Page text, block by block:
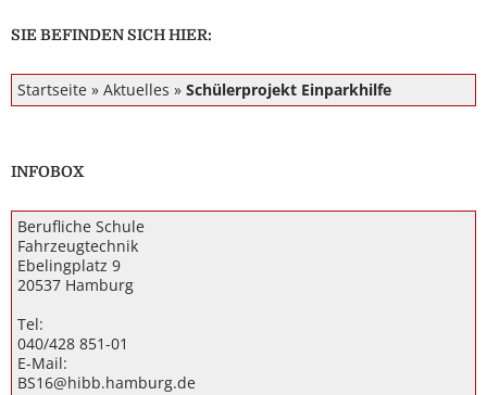
SIE BEFINDEN SICH HIER:
Startseite » Aktuelles » Schülerprojekt Einparkhilfe
INFOBOX
Berufliche Schule
Fahrzeugtechnik
Ebelingplatz 9
20537 Hamburg
Tel:
040/428 851-01
E-Mail:
BS16@hibb.hamburg.de